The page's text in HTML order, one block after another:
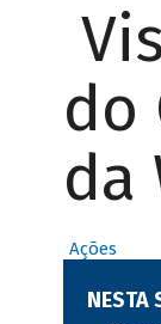
do
da
Ações
NESTA